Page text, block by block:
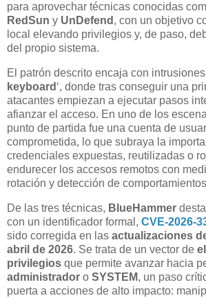
para aprovechar técnicas conocidas
RedSun y UnDefend , con un objetivo
local elevando privilegios y, de paso,
del propio sistema.
El patrón descrito encaja con intrusiones
keyboard ‘, donde tras conseguir una
atacantes empiezan a ejecutar pasos
afianzar el acceso. En uno de los
punto de partida fue una cuenta de
comprometida, lo que subraya la
credenciales expuestas, reutilizadas o
endurecer los accesos remotos con
rotación y detección de
De las tres técnicas, BlueHammer
con un identificador formal, CVE-2026-
sido corregida en las actualizaciones
abril de 2026. Se trata de un vector de
privilegios que permite avanzar hacia
administrador o SYSTEM, un paso
puerta a acciones de alto impacto: